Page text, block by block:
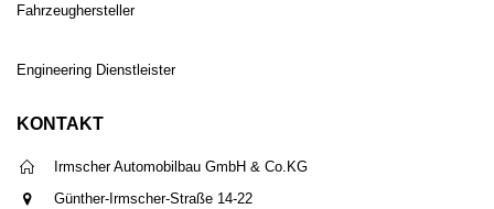
Fahrzeughersteller
Engineering Dienstleister
KONTAKT
Irmscher Automobilbau GmbH & Co.KG
Günther-Irmscher-Straße 14-22